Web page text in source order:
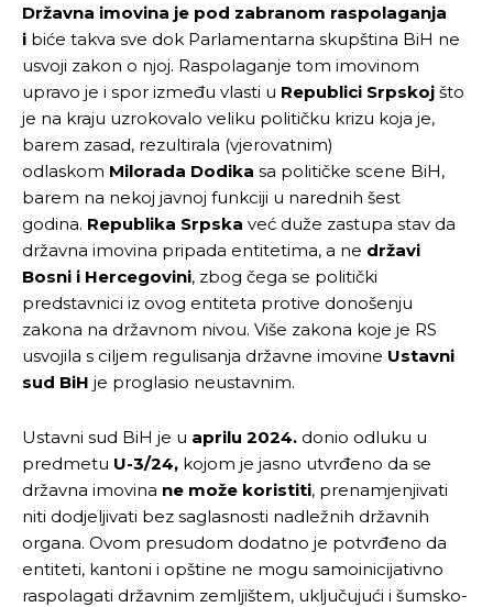
Državna imovina je pod zabranom raspolaganja
i biće takva sve dok Parlamentarna skupština BiH ne
usvoji zakon o njoj. Raspolaganje tom imovinom
upravo je i spor između vlasti u Republici Srpskoj što
je na kraju uzrokovalo veliku političku krizu koja je,
barem zasad, rezultirala (vjerovatnim)
odlaskom Milorada Dodika sa političke scene BiH,
barem na nekoj javnoj funkciji u narednih šest
godina. Republika Srpska već duže zastupa stav da
državna imovina pripada entitetima, a ne državi
Bosni i Hercegovini, zbog čega se politički
predstavnici iz ovog entiteta protive donošenju
zakona na državnom nivou. Više zakona koje je RS
usvojila s ciljem regulisanja državne imovine Ustavni
sud BiH je proglasio neustavnim.
Ustavni sud BiH je u aprilu 2024. donio odluku u
predmetu U-3/24, kojom je jasno utvrđeno da se
državna imovina ne može koristiti, prenamjenjivati
niti dodjeljivati bez saglasnosti nadležnih državnih
organa. Ovom presudom dodatno je potvrđeno da
entiteti, kantoni i opštine ne mogu samoinicijativno
raspolagati državnim zemljištem, uključujući i šumsko-